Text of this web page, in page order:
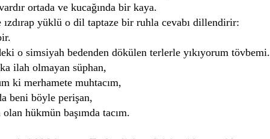
ortada ve kucağında bir kaya.
yüklü o dil taptaze bir ruhla cevabı dillendirir:
o simsiyah bedenden dökülen terlerle yıkıyorum tövbemi.
ilah olmayan süphan,
ki merhamete muhtacım,
beni böyle perişan,
hükmün başımda tacım.